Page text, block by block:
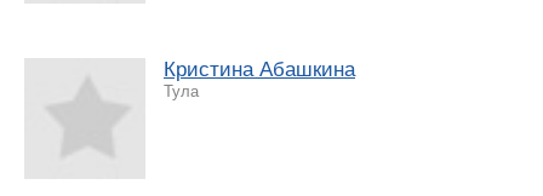
Кристина Абашкина
Тула